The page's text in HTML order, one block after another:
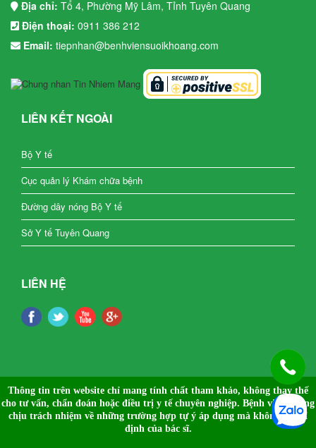
Địa chỉ: Tổ 4, Phường Mỹ Lâm, Tỉnh Tuyên Quang
Điện thoại: 0911 386 212
Email: tiepnhan@benhviensuoikhoang.com
LIÊN KẾT NGOÀI
Bộ Y tế
Cục quản lý Khám chữa bệnh
Đường dây nóng Bộ Y tế
Sở Y tế Tuyên Quang
LIÊN HỆ
Thông tin trên website chỉ mang tính chất tham khảo, không thay thế
cho tư vấn, chẩn đoán hoặc điều trị y tế chuyên nghiệp. Bệnh viện không
chịu trách nhiệm về những trường hợp tự ý áp dụng mà không có chỉ
định của bác sĩ.